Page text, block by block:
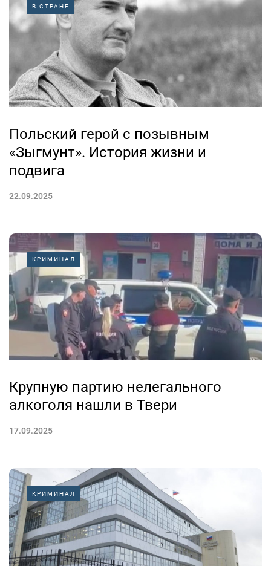
В СТРАНЕ
Польский герой с позывным
«Зыгмунт». История жизни и
подвига
22.09.2025
КРИМИНАЛ
Крупную партию нелегального
алкоголя нашли в Твери
17.09.2025
КРИМИНАЛ